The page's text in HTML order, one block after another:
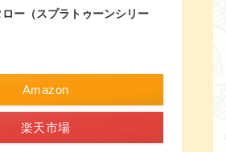
ー（スプラトゥーンシリー
Amazon
楽天市場